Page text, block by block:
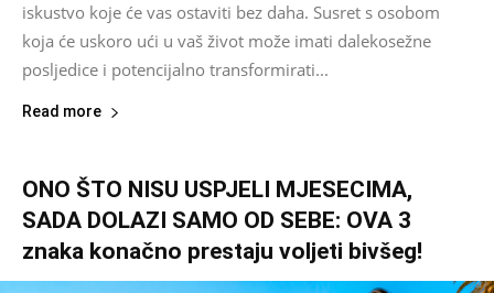
iskustvo koje će vas ostaviti bez daha. Susret s osobom
koja će uskoro ući u vaš život može imati dalekosežne
posljedice i potencijalno transformirati...
Read more
ONO ŠTO NISU USPJELI MJESECIMA,
SADA DOLAZI SAMO OD SEBE: OVA 3
znaka konačno prestaju voljeti bivšeg!